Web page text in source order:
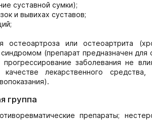
суставной сумки);
и вывихах суставов;
остеоартроза или остеоартрита
(препарат предназначен
заболевания не
лекарственного средства,
группа
препараты;